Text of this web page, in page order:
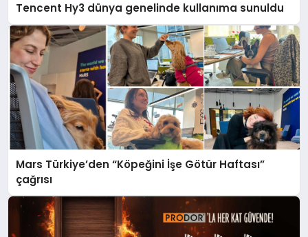
Tencent Hy3 dünya genelinde kullanıma sunuldu
Mars Türkiye’den “Köpeğini İşe Götür Haftası”
çağrısı